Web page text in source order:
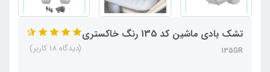
تشک بادی ماشین کد 135 رنگ خاکستری
135GR (دیدگاه 18 کاربر)